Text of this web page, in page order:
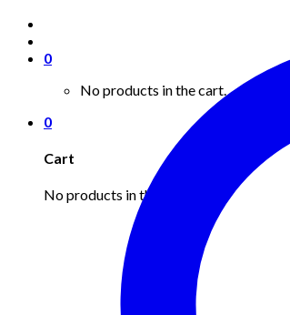
0
No products in the cart.
0
Cart
No products in the cart.